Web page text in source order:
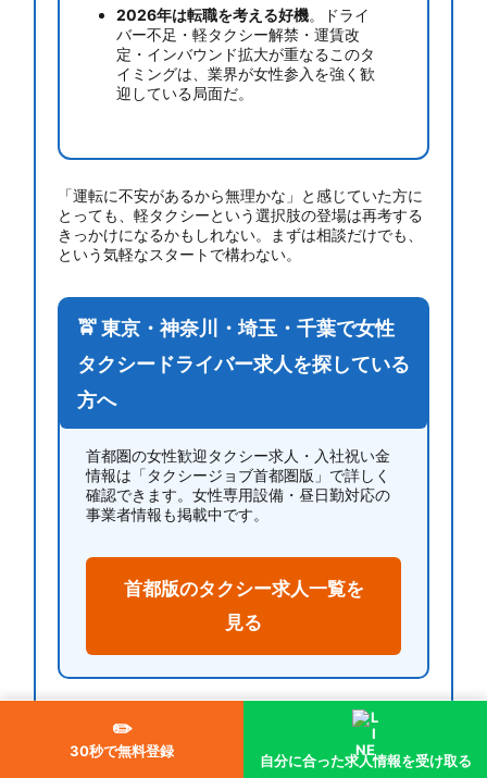
2026年は転職を考える好機。ドライ
バー不足・軽タクシー解禁・運賃改
定・インバウンド拡大が重なるこのタ
イミングは、業界が女性参入を強く歓
迎している局面だ。
「運転に不安があるから無理かな」と感じていた方に
とっても、軽タクシーという選択肢の登場は再考する
きっかけになるかもしれない。まずは相談だけでも、
という気軽なスタートで構わない。
🚖 東京・神奈川・埼玉・千葉で女性
タクシードライバー求人を探している
方へ
首都圏の女性歓迎タクシー求人・入社祝い金
情報は「タクシージョブ首都圏版」で詳しく
確認できます。女性専用設備・昼日勤対応の
事業者情報も掲載中です。
首都版のタクシー求人一覧を
見る
【履歴書不要】タクシードライバ
✏️
30秒で無料登録
自分に合った求人情報を受け取る